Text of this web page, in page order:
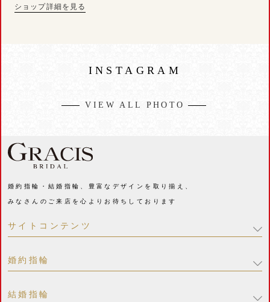
ショップ詳細を見る
INSTAGRAM
VIEW ALL PHOTO
婚約指輪・結婚指輪、豊富なデザインを取り揃え、
みなさんのご来店を心よりお待ちしております
サイトコンテンツ
婚約指輪
結婚指輪